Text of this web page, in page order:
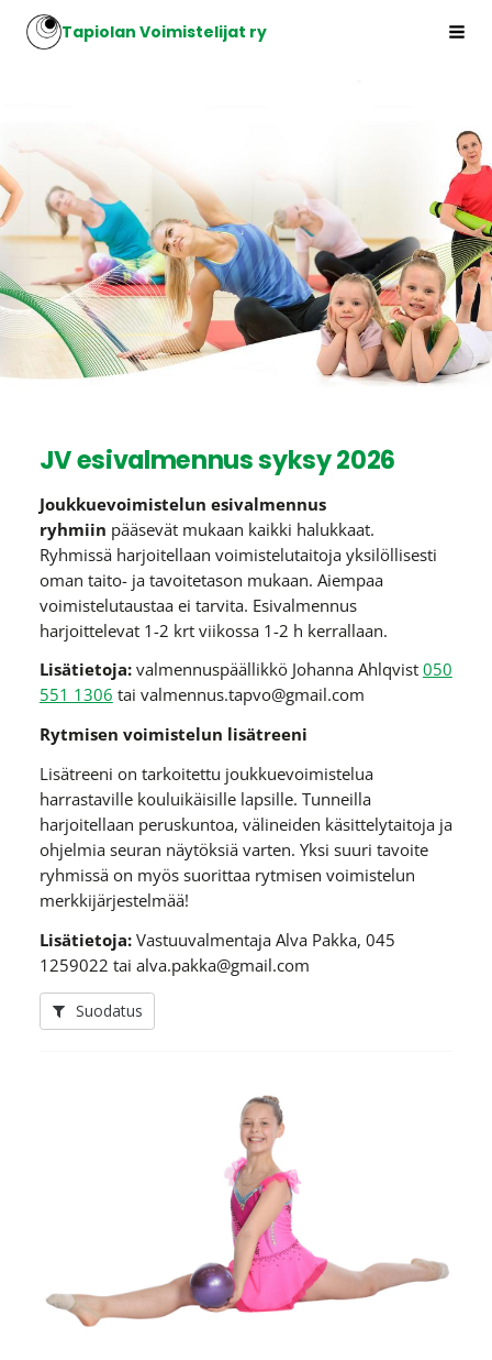
Siirry
sivun
Tapiolan Voimistelijat ry
JV esivalmennus syksy 2026
Joukkuevoimistelun esivalmennus
ryhmiin pääsevät mukaan kaikki halukkaat.
Ryhmissä harjoitellaan voimistelutaitoja yksilöllisesti
oman taito- ja tavoitetason mukaan. Aiempaa
voimistelutaustaa ei tarvita. Esivalmennus
harjoittelevat 1-2 krt viikossa 1-2 h kerrallaan.
Lisätietoja:valmennuspäällikkö Johanna Ahlqvist 050
551 1306 tai valmennus.tapvo@gmail.com
Rytmisen voimistelun lisätreeni
Lisätreeni on tarkoitettu joukkuevoimistelua
harrastaville kouluikäisille lapsille. Tunneilla
harjoitellaan peruskuntoa, välineiden käsittelytaitoja ja
ohjelmia seuran näytöksiä varten. Yksi suuri tavoite
ryhmissä on myös suorittaa rytmisen voimistelun
merkkijärjestelmää!
Lisätietoja:Vastuuvalmentaja Alva Pakka, 045
1259022 tai alva.pakka@gmail.com